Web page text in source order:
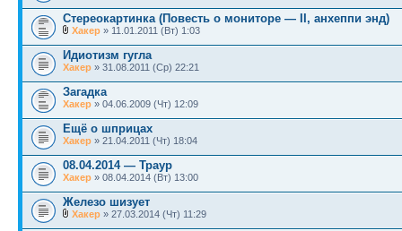
Стереокартинка (Повесть о мониторе — II, анхеппи энд)
Хакер » 11.01.2011 (Вт) 1:03
Идиотизм гугла
Хакер » 31.08.2011 (Ср) 22:21
Загадка
Хакер » 04.06.2009 (Чт) 12:09
Ещё о шприцах
Хакер » 21.04.2011 (Чт) 18:04
08.04.2014 — Траур
Хакер » 08.04.2014 (Вт) 13:00
Железо шизует
Хакер » 27.03.2014 (Чт) 11:29